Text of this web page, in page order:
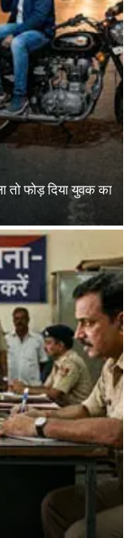
तो फोड़ दिया युवक का